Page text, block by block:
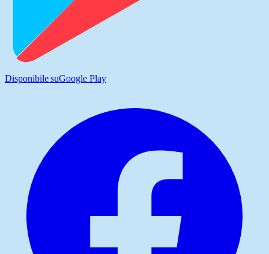
Disponibile suGoogle Play